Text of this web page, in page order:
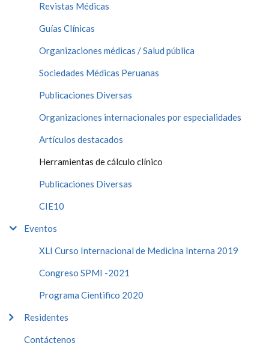
Revistas Médicas
Guías Clínicas
Organizaciones médicas / Salud pública
Sociedades Médicas Peruanas
Publicaciones Diversas
Organizaciones internacionales por especialidades
Artículos destacados
Herramientas de cálculo clínico
Publicaciones Diversas
CIE10
Eventos
XLI Curso Internacional de Medicina Interna 2019
Congreso SPMI -2021
Programa Cientifico 2020
Residentes
Contáctenos